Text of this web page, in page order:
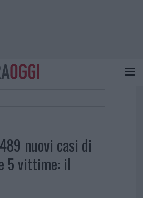
nuovi casi di
5 vittime: il